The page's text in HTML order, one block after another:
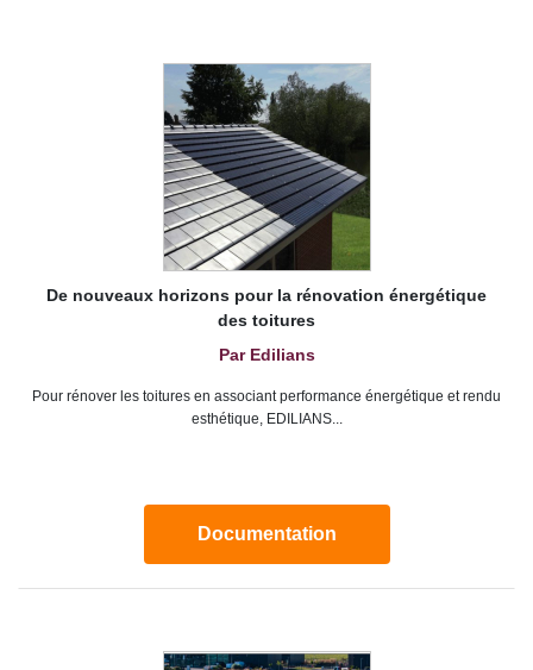
De nouveaux horizons pour la rénovation énergétique
des toitures
Par Edilians
Pour rénover les toitures en associant performance énergétique et rendu
esthétique, EDILIANS...
Documentation